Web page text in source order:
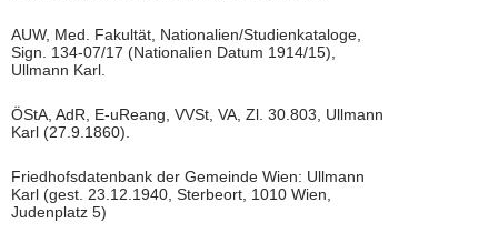
AUW, Med. Fakultät, Nationalien/Studienkataloge,
Sign. 134-07/17 (Nationalien Datum 1914/15),
Ullmann Karl.
ÖStA, AdR, E-uReang, VVSt, VA, Zl. 30.803, Ullmann
Karl (27.9.1860).
Friedhofsdatenbank der Gemeinde Wien: Ullmann
Karl (gest. 23.12.1940, Sterbeort, 1010 Wien,
Judenplatz 5)